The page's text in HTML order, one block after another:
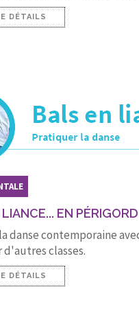
DÉTAILS
EN PÉRIGORD
danse contemporaine
classes.
DÉTAILS